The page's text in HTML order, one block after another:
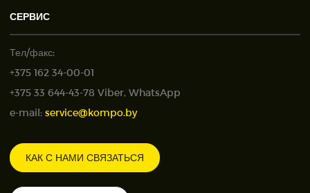
СЕРВИС
Тел/факс:
+375 162 34-00-01
+375 33 644-43-78 Viber, WhatsApp
e-mail: service@kompo.by
КАК С НАМИ СВЯЗАТЬСЯ